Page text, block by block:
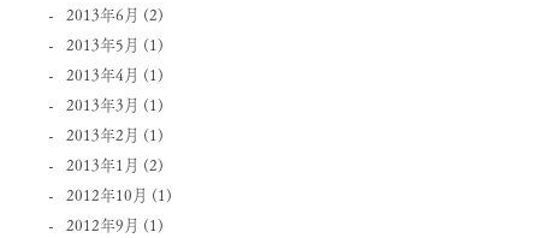
2013年6月 (2)
2013年5月 (1)
2013年4月 (1)
2013年3月 (1)
2013年2月 (1)
2013年1月 (2)
2012年10月 (1)
2012年9月 (1)